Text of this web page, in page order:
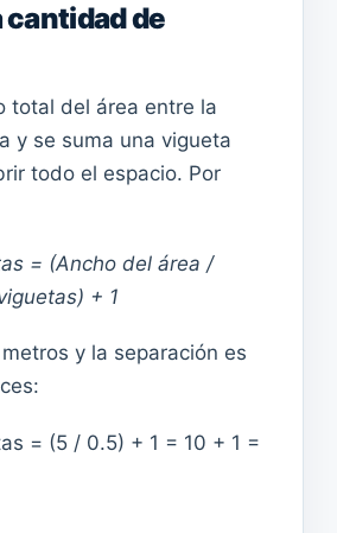
cantidad de
total del área entre la
y se suma una vigueta
todo el espacio. Por
= (Ancho del área /
+ 1
y la separación es
= (5 / 0.5) + 1 = 10 + 1 =